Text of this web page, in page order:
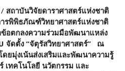
/ สถาบันวิจัยดาราศาสตร์แห่งชาติ
รพิพิธภัณฑ์วิทยาศาสตร์แห่งชาติ
อตกลงความร่วมมือพัฒนาแหล่ง
จัดตั้ง “จัตุรัสวิทยาศาสตร์” ณ
ยมุ่งเน้นส่งเสริมและพัฒนาความรู้
เทคโนโลยี นวัตกรรม และ